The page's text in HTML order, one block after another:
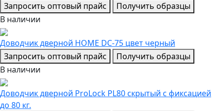
Запросить оптовый прайс
Получить образцы
В наличии
Доводчик дверной НОМЕ DC-75 цвет черный
Запросить оптовый прайс
Получить образцы
В наличии
Доводчик дверной ProLock PL80 скрытый с фиксацией
до 80 кг.